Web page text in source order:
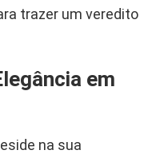
trazer um veredito
em
na sua